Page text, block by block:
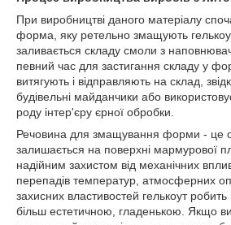
При виробництві даного матеріалу
форма, яку ретельно змащують
заливається складу смоли з
певний час для застигання складу у
витягують і відправляють на склад,
будівельні майданчики або
роду інтер'єру єрної обробки.
Речовина для змащування форми - це
залишається на поверхні мармурової
надійним захистом від механічних
перепадів температур, атмосферних
захисних властивостей гелькоут
більш естетичною, гладенькою. Якщо